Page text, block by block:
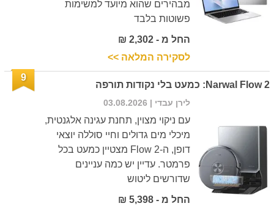
מבהירים שהוא מיועד למשימות
פשוטות בלבד
החל מ - 2,302 ₪
לסקירה המלאה >>
Narwal Flow 2: כמעט בלי נקודות תורפה
9
לירן עבדי | 03.08.2026
עם ניקוי מצוין, תחנת עגינה אלגנטית,
מיכלי מים גדולים וחיי סוללה יוצאי
דופן, ה-Flow 2 מצטיין כמעט בכל
פרמטר. עדיין יש כמה עניינים
שדורשים ליטוש
החל מ - 5,398 ₪